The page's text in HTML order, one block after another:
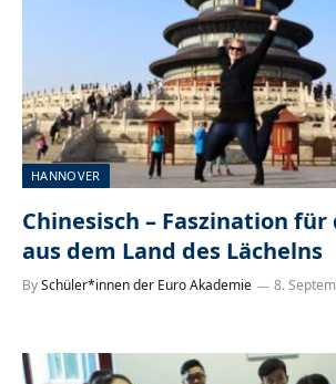
HANNOVER
Chinesisch – Faszination für
aus dem Land des Lächelns
BySchüler*innen der Euro Akademie 8.